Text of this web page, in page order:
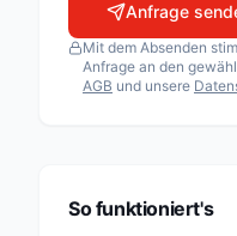
Airport
Fuchs Helikopter
Heli Sitterdorf
Heli-TV SA
Anfrage
Mit dem Absenden
Anfrage an den
AGB und unsere
So funktioniert's